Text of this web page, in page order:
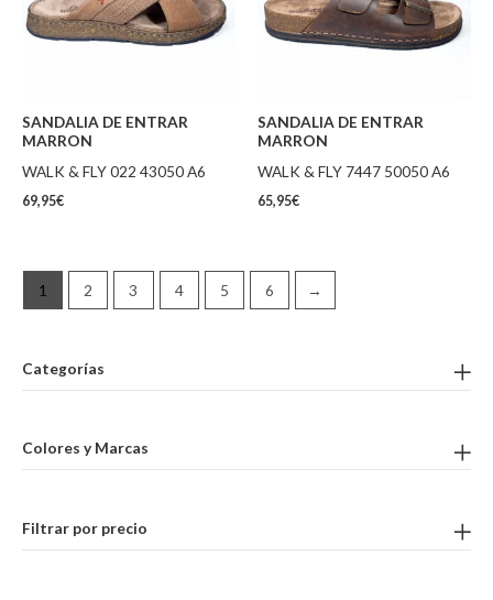
Categorías
Colores y Marcas
Filtrar por precio
SANDALIA DE ENTRAR
MARRON
WALK & FLY 022 43050 A6
69,95€
SANDALIA DE ENTRAR
MARRON
WALK & FLY 7447 50050 A6
65,95€
1 2 3 4 5 6 →